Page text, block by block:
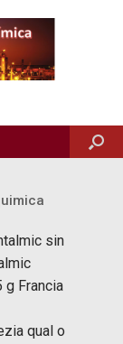
sin
g Francia
qual o